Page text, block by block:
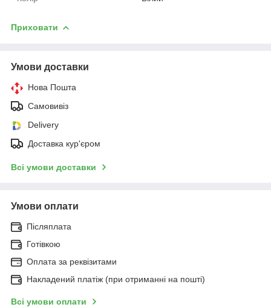
Приховати
Умови доставки
Нова Пошта
Самовивіз
Delivery
Доставка кур'єром
Всі умови доставки
Умови оплати
Післяплата
Готівкою
Оплата за реквізитами
Накладений платіж (при отриманні на пошті)
Всі умови оплати